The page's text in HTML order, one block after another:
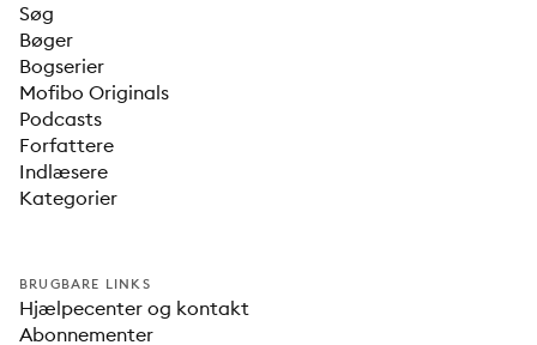
Søg
Bøger
Bogserier
Mofibo Originals
Podcasts
Forfattere
Indlæsere
Kategorier
BRUGBARE LINKS
Hjælpecenter og kontakt
Abonnementer